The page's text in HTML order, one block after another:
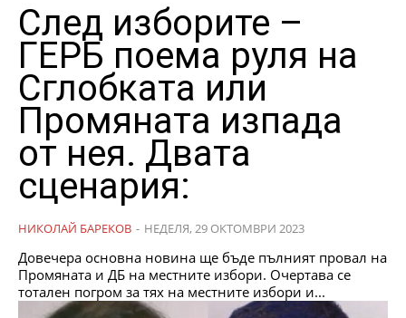
След изборите –
ГЕРБ поема руля на
Сглобката или
Промяната изпада
от нея. Двата
сценария:
НИКОЛАЙ БАРЕКОВ - НЕДЕЛЯ, 29 ОКТОМВРИ 2023
Довечера основна новина ще бъде пълният провал на
Промяната и ДБ на местните избори. Очертава се
тотален погром за тях на местните избори и...